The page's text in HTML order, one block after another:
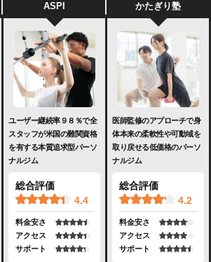
ASPI かたぎり塾
ユーザー継続率９８％で全
スタッフが米国の難関資格
を有する本質追求型パーソ
ナルジム
総合評価
4.4
料金安さ
アクセス
サポート
医師監修のアプローチで身
体本来の柔軟性や可動域を
取り戻せる低価格のパーソ
ナルジム
総合評価
4.2
料金安さ
アクセス
サポート